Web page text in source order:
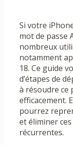
Si votre
mot de passe
nombreux
notamment
18. Ce guide
d’étapes de
à résoudre ce
efficacement.
pourrez
et éliminer
récurrentes.